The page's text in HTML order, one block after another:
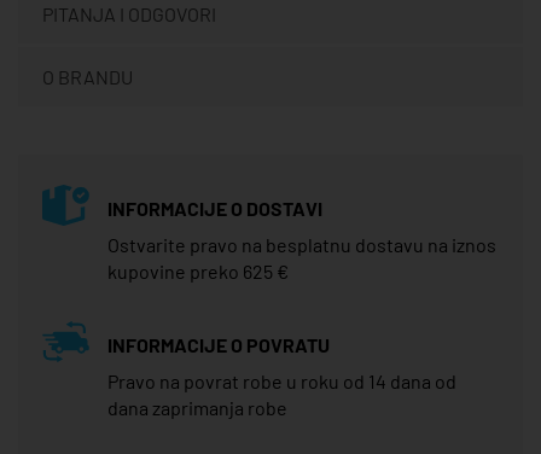
PITANJA I ODGOVORI
O BRANDU
INFORMACIJE O DOSTAVI
Ostvarite pravo na besplatnu dostavu na iznos
kupovine preko 625 €
INFORMACIJE O POVRATU
Pravo na povrat robe u roku od 14 dana od
dana zaprimanja robe